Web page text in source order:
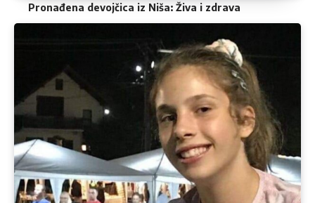
Pronađena devojčica iz Niša: Živa i zdrava